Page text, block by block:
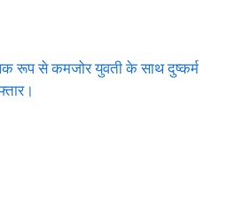
रूप से कमजोर युवती के साथ दुष्कर्म